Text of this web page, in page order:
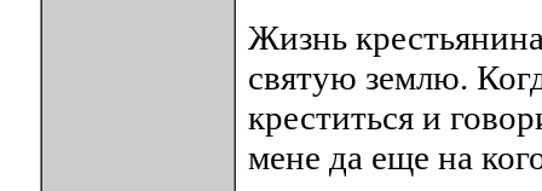
Жизнь
святую землю.
креститься и
мене да еще на